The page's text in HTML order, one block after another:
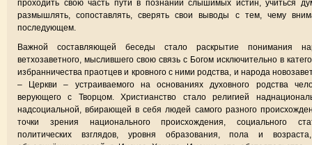
проходить свою часть пути в познании слышимых истин, учиться
размышлять, сопоставлять, сверять свои выводы с тем, чему
последующем.
Важной составляющей беседы стало раскрытие понимания
ветхозаветного, мыслившего свою связь с Богом исключительно в
избранничества праотцев и кровного с ними родства, и народа
– Церкви – устраиваемого на основаниях духовного родства
верующего с Творцом. Христианство стало религией
надсоциальной, вбирающей в себя людей самого разного
точки зрения национального происхождения, социального
политических взглядов, уровня образования, пола и